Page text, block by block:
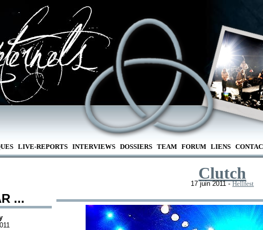
LIVE-REPORTS INTERVIEWS DOSSIERS TEAM FORUM LIENS
...
Clutch
17 juin 2011 -Hellfest